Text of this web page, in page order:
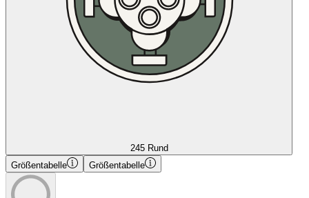
245 Rund
Größentabelle
Größentabelle